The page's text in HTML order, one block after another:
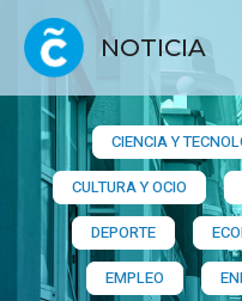
NOTICIA
CIENCIA Y
CULTURA Y OCIO
DEPORTE
EMPLEO